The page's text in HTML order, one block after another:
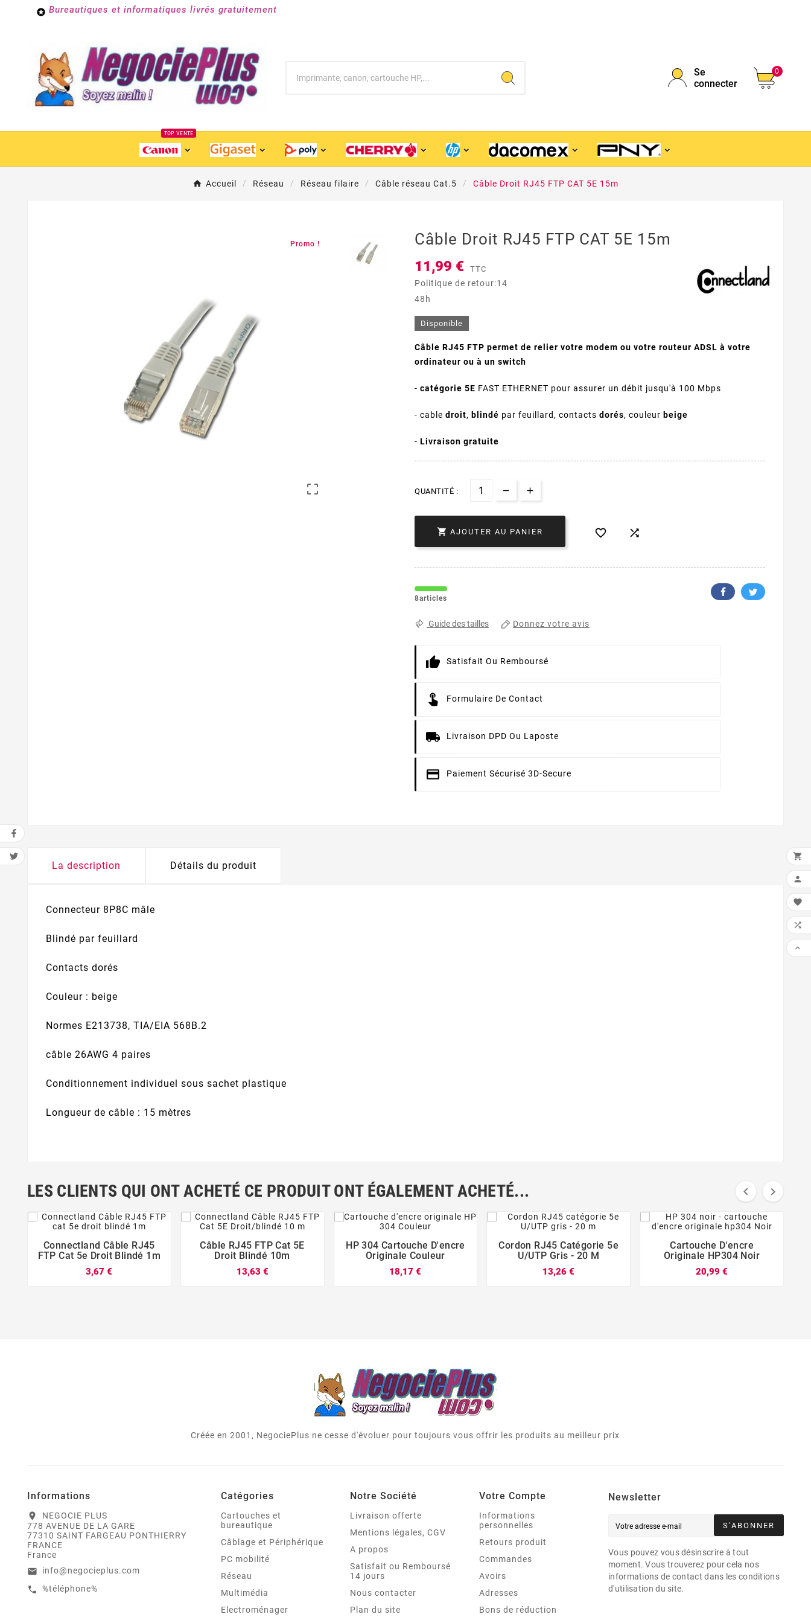
 Bureautiques et informatiques livrés gratuitement
Se
connecter
0
TOP VENTE
Accueil Réseau Réseau filaire Câble réseau Cat.5 Câble Droit RJ45 FTP CAT 5E 15m
Promo !

Câble Droit RJ45 FTP CAT 5E 15m
11,99 € TTC
Politique de retour:14
48h
Disponible
Câble RJ45 FTP permet de relier votre modem ou votre routeur ADSL à votre
ordinateur ou à un switch
- catégorie 5E FAST ETHERNET pour assurer un débit jusqu'à 100 Mbps
- cable droit, blindé par feuillard, contacts dorés, couleur beige
- Livraison gratuite
QUANTITÉ :
 AJOUTER AU PANIER  
8articles
Guide des tailles Donnez votre avis
Satisfait Ou Remboursé
Formulaire De Contact
Livraison DPD Ou Laposte
Paiement Sécurisé 3D-Secure
La description Détails du produit
Connecteur 8P8C mâle
Blindé par feuillard
Contacts dorés
Couleur : beige
Normes E213738, TIA/EIA 568B.2
câble 26AWG 4 paires
Conditionnement individuel sous sachet plastique
Longueur de câble : 15 mètres
LES CLIENTS QUI ONT ACHETÉ CE PRODUIT ONT ÉGALEMENT ACHETÉ...  
   
Connectland Câble RJ45
FTP Cat 5e Droit Blindé 1m
3,67 €
   
Câble RJ45 FTP Cat 5E
Droit Blindé 10m
13,63 €
   
HP 304 Cartouche D'encre
Originale Couleur
18,17 €
   
Cordon RJ45 Catégorie 5e
U/UTP Gris - 20 M
13,26 €
   
Cartouche D'encre
Originale HP304 Noir
20,99 €
Créée en 2001, NegociePlus ne cesse d'évoluer pour toujours vous offrir les produits au meilleur prix
Informations
location_on
NEGOCIE PLUS
778 AVENUE DE LA GARE
77310 SAINT FARGEAU PONTHIERRY
FRANCE
France
email info@negocieplus.com
call %téléphone%
Catégories
Cartouches et
bureautique
Câblage et Périphérique
PC mobilité
Réseau
Multimédia
Electroménager
Notre Société
Livraison offerte
Mentions légales, CGV
A propos
Satisfait ou Remboursé
14 jours
Nous contacter
Plan du site
Votre Compte
Informations
personnelles
Retours produit
Commandes
Avoirs
Adresses
Bons de réduction
Newsletter
S’ABONNER
Vous pouvez vous désinscrire à tout
moment. Vous trouverez pour cela nos
informations de contact dans les conditions
d'utilisation du site.




